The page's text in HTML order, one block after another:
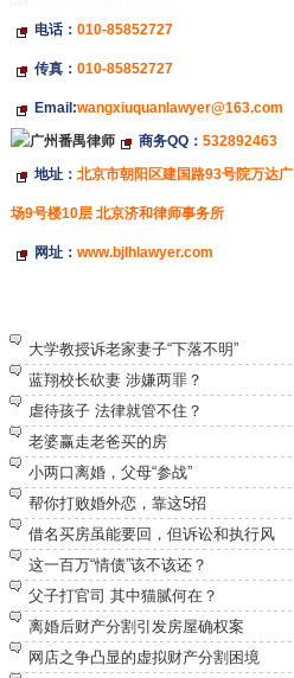
电话： 010-85852727
传真： 010-85852727
Email:wangxiuquanlawyer@163.com
商务QQ： 532892463
地址： 北京市朝阳区建国路93号院万达广
场9号楼10层 北京济和律师事务所
网址： www.bjlhlawyer.com
大学教授诉老家妻子“下落不明”
蓝翔校长砍妻 涉嫌两罪？
虐待孩子 法律就管不住？
老婆赢走老爸买的房
小两口离婚，父母“参战”
帮你打败婚外恋，靠这5招
借名买房虽能要回，但诉讼和执行风
这一百万“情债”该不该还？
父子打官司 其中猫腻何在？
离婚后财产分割引发房屋确权案
网店之争凸显的虚拟财产分割困境